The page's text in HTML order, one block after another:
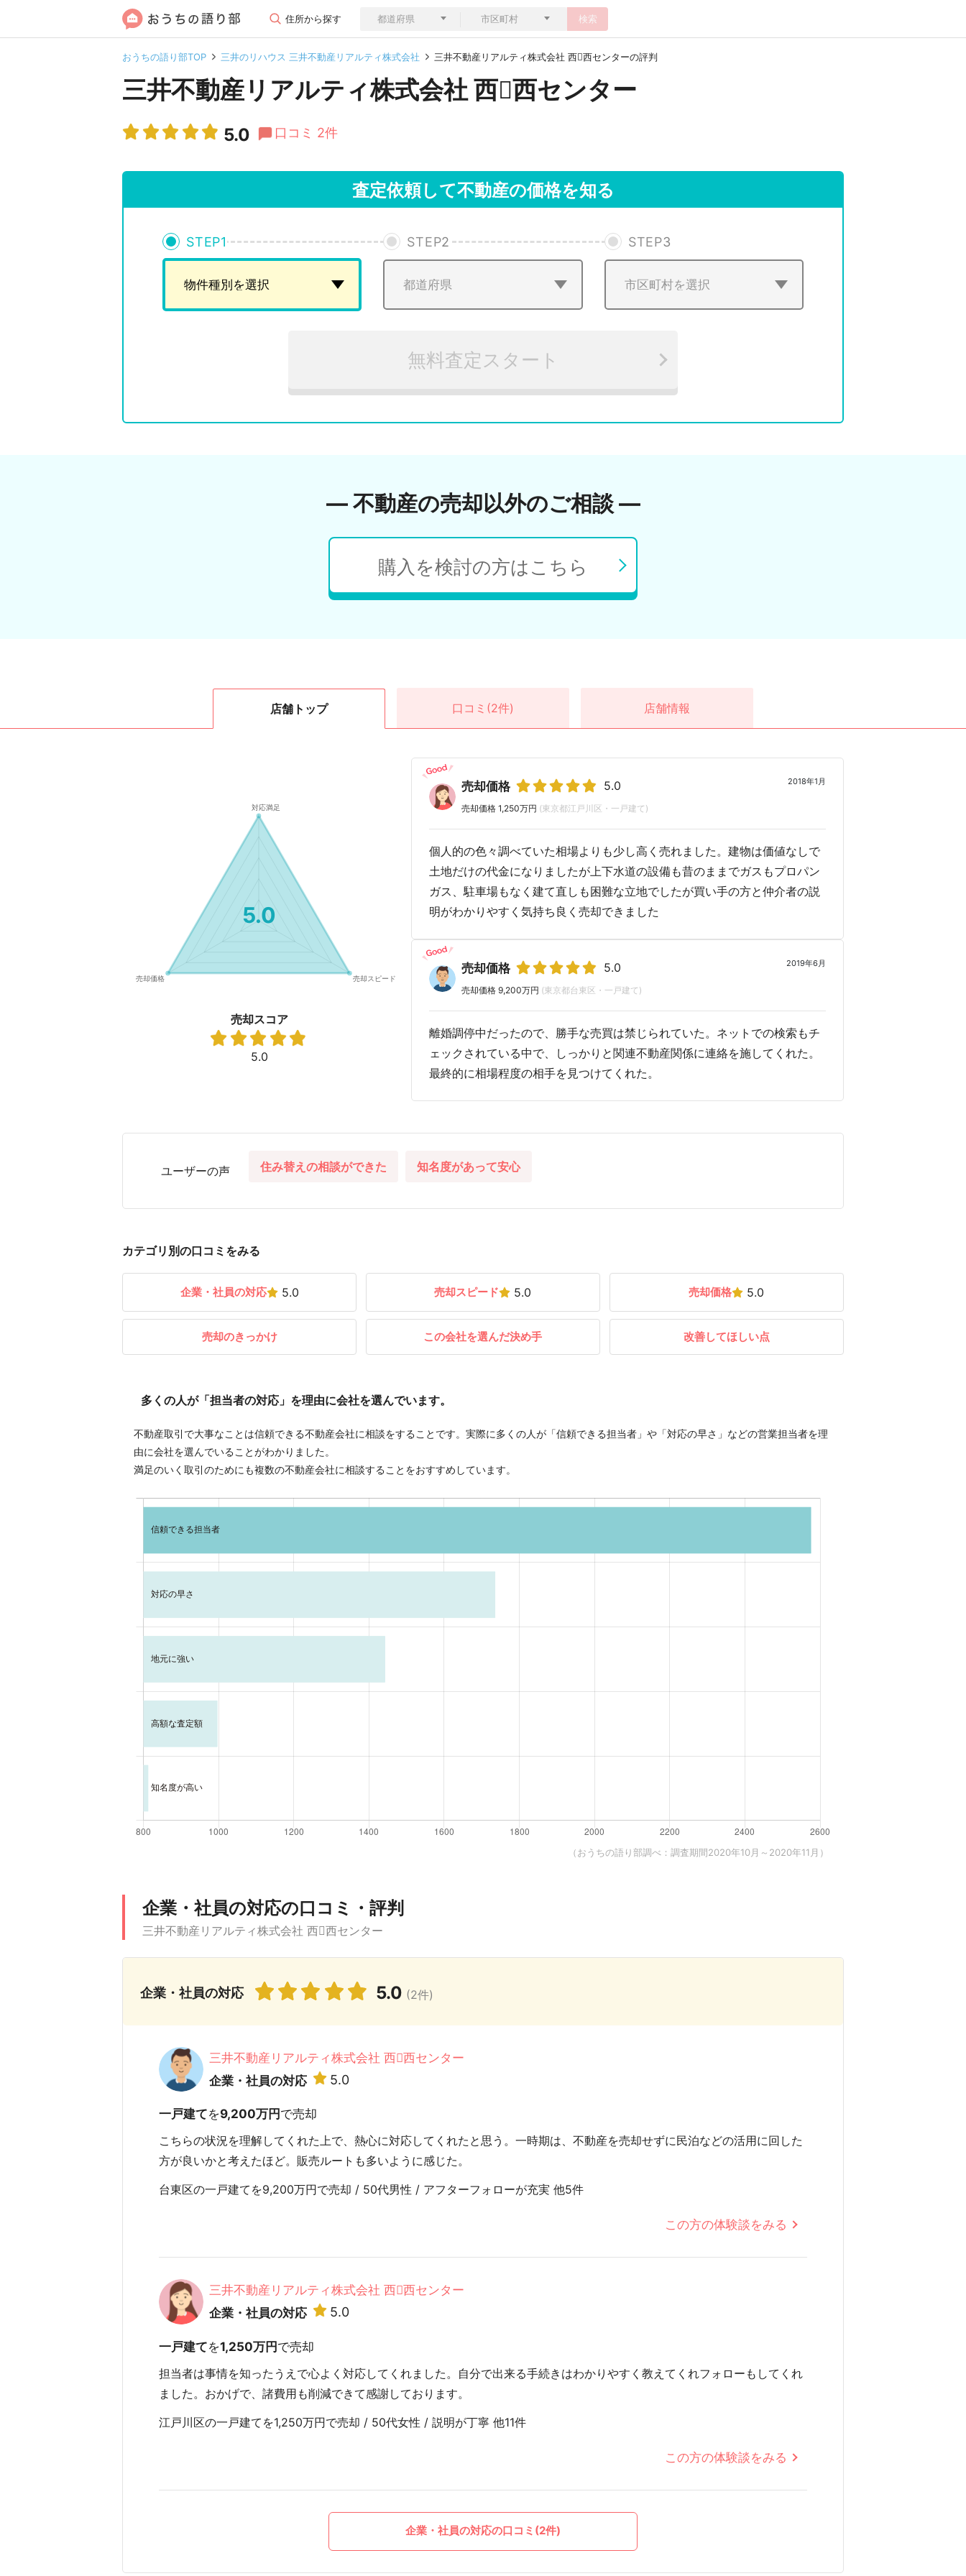
住所から探す 検索
おうちの語り部TOP 三井のリハウス 三井不動産リアルティ株式会社 三井不動産リアルティ株式会社 西西センターの評判
三井不動産リアルティ株式会社 西西センター
5.0 口コミ 2件
査定依頼して不動産の価格を知る
STEP1 STEP2 STEP3
無料査定スタート
― 不動産の売却以外のご相談 ―
購入を検討の方はこちら
店舗 トップ 口コミ (2件) 店舗情報
5.0
売却スコア
5.0
2018年1月
売却価格 5.0
売却価格 1,250万円 (東京都江戸川区・一戸建て)
個人的の色々調べていた相場よりも少し高く売れました。建物は価値なしで
土地だけの代金になりましたが上下水道の設備も昔のままでガスもプロパン
ガス、駐車場もなく建て直しも困難な立地でしたが買い手の方と仲介者の説
明がわかりやすく気持ち良く売却できました
2019年6月
売却価格 5.0
売却価格 9,200万円 (東京都台東区・一戸建て)
離婚調停中だったので、勝手な売買は禁じられていた。ネットでの検索もチ
ェックされている中で、しっかりと関連不動産関係に連絡を施してくれた。
最終的に相場程度の相手を見つけてくれた。
ユーザーの声 住み替えの相談ができた 知名度があって安心
カテゴリ別の口コミをみる
企業・社員の対応 5.0 売却スピード 5.0 売却価格 5.0
売却のきっかけ この会社を選んだ決め手 改善してほしい点
多くの人が「担当者の対応」を理由に会社を選んでいます。
不動産取引で大事なことは信頼できる不動産会社に相談をすることです。実際に多くの人が「信頼できる担当者」や「対応の早さ」などの営業担当者を理
由に会社を選んでいることがわかりました。
満足のいく取引のためにも複数の不動産会社に相談することをおすすめしています。
（おうちの語り部調べ：調査期間2020年10月～2020年11月）
企業・社員の対応の口コミ・評判
三井不動産リアルティ株式会社 西西センター
企業・社員の対応 5.0 (2件)
三井不動産リアルティ株式会社 西西センター
企業・社員の対応
5.0
一戸建てを9,200万円 で売却
こちらの状況を理解してくれた上で、熱心に対応してくれたと思う。一時期は、不動産を売却せずに民泊などの活用に回した
方が良いかと考えたほど。販売ルートも多いように感じた。
台東区の一戸建てを9,200万円で売却 / 50代男性 / アフターフォローが充実 他5件
この方の体験談をみる
三井不動産リアルティ株式会社 西西センター
企業・社員の対応
5.0
一戸建てを1,250万円で売却
担当者は事情を知ったうえで心よく対応してくれました。自分で出来る手続きはわかりやすく教えてくれフォローもしてくれ
ました。おかげで、諸費用も削減できて感謝しております。
江戸川区の一戸建てを1,250万円で売却 / 50代女性 / 説明が丁寧 他11件
この方の体験談をみる
企業・社員の対応の口コミ(2件)